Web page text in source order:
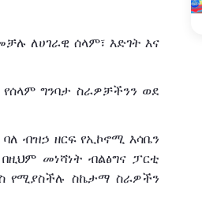
ለሀገራዊ ሰላም፣ እድገት እና
የሰላም ግንባታ ስራዎቻችንን ወደ
ባለ ብዝኃ ዘርፍ የኢኮኖሚ እሳቤን
መነሻነት ብልፅግና ፓርቲ
የሚያስችሉ ስኬታማ ስራዎችን